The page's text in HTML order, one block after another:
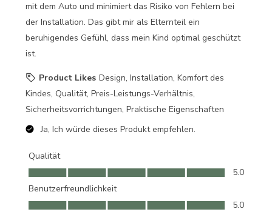
mit dem Auto und minimiert das Risiko von Fehlern bei
der Installation. Das gibt mir als Elternteil ein
beruhigendes Gefühl, dass mein Kind optimal geschützt
ist.
Product Likes Design, Installation, Komfort des
Kindes, Qualität, Preis-Leistungs-Verhältnis,
Sicherheitsvorrichtungen, Praktische Eigenschaften
Ja, Ich würde dieses Produkt empfehlen.
Qualität
Qualität, 5.0 von 5
5.0
Benutzerfreundlichkeit
Benutzerfreundlichkeit, 5.0 von 5
5.0